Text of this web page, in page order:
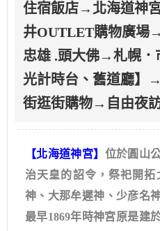
住宿飯店→北海道神
井OUTLET購物廣場
忠雄 .頭大佛→札幌．
光計時台、舊道廳】
街逛街購物→自由夜
【北海道神宮】 位於圓山
治天皇的詔令，祭祀開
神、大那牟遲神、少彦名
最早1869年時神宮原是建